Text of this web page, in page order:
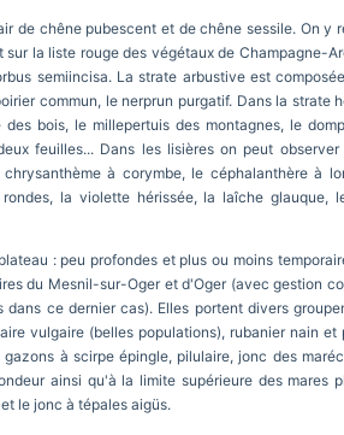
de chêne pubescent et de chêne sessile. On y
la liste rouge des végétaux de Champagne-
semiincisa. La strate arbustive est
commun, le nerprun purgatif. Dans la strate
bois, le millepertuis des montagnes, le
feuilles... Dans les lisières on peut
à corymbe, le céphalanthère à
la violette hérissée, la laîche glauque,
: peu profondes et plus ou moins
du Mesnil-sur-Oger et d'Oger (avec gestion
ce dernier cas). Elles portent divers
vulgaire (belles populations), rubanier nain et
à scirpe épingle, pilulaire, jonc des
ainsi qu'à la limite supérieure des mares
le jonc à tépales aigüs.